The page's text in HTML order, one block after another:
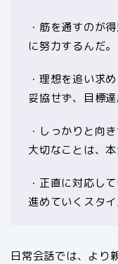
・筋を通すのが
に努力するんだ。
・理想を追い求
妥協せず、目標
・しっかりと向
大切なことは、
・正直に対応し
進めていくスタ
日常会話では、より